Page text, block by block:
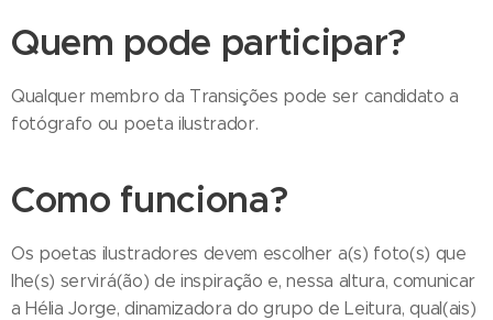
Quem pode participar?
Qualquer membro da Transições pode ser candidato a
fotógrafo ou poeta ilustrador.
Como funciona?
Os poetas ilustradores devem escolher a(s) foto(s) que
lhe(s) servirá(ão) de inspiração e, nessa altura, comunicar
a Hélia Jorge, dinamizadora do grupo de Leitura, qual(ais)